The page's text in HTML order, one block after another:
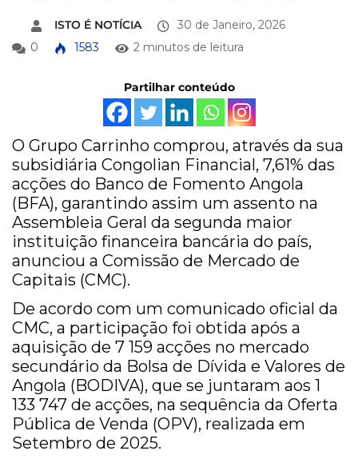
ISTO É NOTÍCIA
30 de Janeiro, 2026
0
1583 2 minutos de leitura
Partilhar conteúdo
O Grupo Carrinho comprou, através da sua
subsidiária Congolian Financial, 7,61% das
acções do Banco de Fomento Angola
(BFA), garantindo assim um assento na
Assembleia Geral da segunda maior
instituição financeira bancária do país,
anunciou a Comissão de Mercado de
Capitais (CMC).
De acordo com um comunicado oficial da
CMC, a participação foi obtida após a
aquisição de 7 159 acções no mercado
secundário da Bolsa de Dívida e Valores de
Angola (BODIVA), que se juntaram aos 1
133 747 de acções, na sequência da Oferta
Pública de Venda (OPV), realizada em
Setembro de 2025.